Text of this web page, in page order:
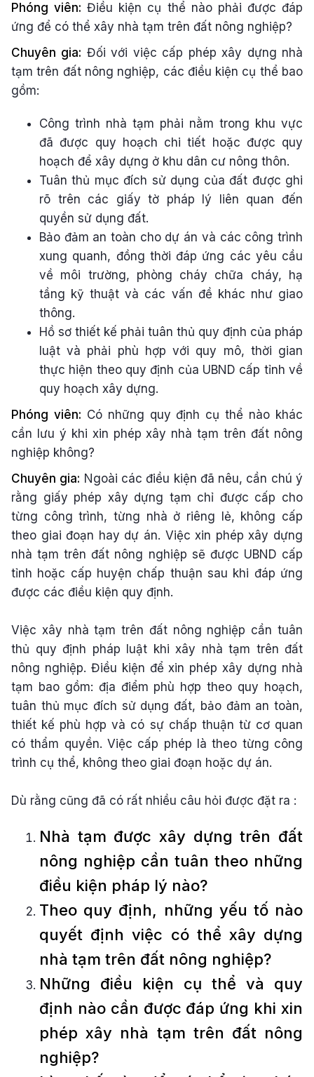
Phóng viên: Điều kiện cụ thể nào phải được đáp
ứng để có thể xây nhà tạm trên đất nông nghiệp?
Chuyên gia: Đối với việc cấp phép xây dựng nhà
tạm trên đất nông nghiệp, các điều kiện cụ thể bao
gồm:
Công trình nhà tạm phải nằm trong khu vực
đã được quy hoạch chi tiết hoặc được quy
hoạch để xây dựng ở khu dân cư nông thôn.
Tuân thủ mục đích sử dụng của đất được ghi
rõ trên các giấy tờ pháp lý liên quan đến
quyền sử dụng đất.
Bảo đảm an toàn cho dự án và các công trình
xung quanh, đồng thời đáp ứng các yêu cầu
về môi trường, phòng cháy chữa cháy, hạ
tầng kỹ thuật và các vấn đề khác như giao
thông.
Hồ sơ thiết kế phải tuân thủ quy định của pháp
luật và phải phù hợp với quy mô, thời gian
thực hiện theo quy định của UBND cấp tỉnh về
quy hoạch xây dựng.
Phóng viên: Có những quy định cụ thể nào khác
cần lưu ý khi xin phép xây nhà tạm trên đất nông
nghiệp không?
Chuyên gia: Ngoài các điều kiện đã nêu, cần chú ý
rằng giấy phép xây dựng tạm chỉ được cấp cho
từng công trình, từng nhà ở riêng lẻ, không cấp
theo giai đoạn hay dự án. Việc xin phép xây dựng
nhà tạm trên đất nông nghiệp sẽ được UBND cấp
tỉnh hoặc cấp huyện chấp thuận sau khi đáp ứng
được các điều kiện quy định.
Việc xây nhà tạm trên đất nông nghiệp cần tuân
thủ quy định pháp luật khi xây nhà tạm trên đất
nông nghiệp. Điều kiện để xin phép xây dựng nhà
tạm bao gồm: địa điểm phù hợp theo quy hoạch,
tuân thủ mục đích sử dụng đất, bảo đảm an toàn,
thiết kế phù hợp và có sự chấp thuận từ cơ quan
có thẩm quyền. Việc cấp phép là theo từng công
trình cụ thể, không theo giai đoạn hoặc dự án.
Dù rằng cũng đã có rất nhiều câu hỏi được đặt ra :
Nhà tạm được xây dựng trên đất
nông nghiệp cần tuân theo những
điều kiện pháp lý nào?
Theo quy định, những yếu tố nào
quyết định việc có thể xây dựng
nhà tạm trên đất nông nghiệp?
Những điều kiện cụ thể và quy
định nào cần được đáp ứng khi xin
phép xây nhà tạm trên đất nông
nghiệp?